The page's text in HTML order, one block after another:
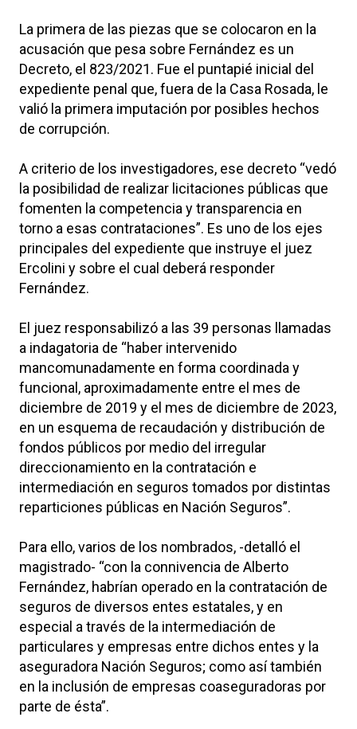
La primera de las piezas que se colocaron en la
acusación que pesa sobre Fernández es un
Decreto, el 823/2021. Fue el puntapié inicial del
expediente penal que, fuera de la Casa Rosada, le
valió la primera imputación por posibles hechos
de corrupción.
A criterio de los investigadores, ese decreto “vedó
la posibilidad de realizar licitaciones públicas que
fomenten la competencia y transparencia en
torno a esas contrataciones”. Es uno de los ejes
principales del expediente que instruye el juez
Ercolini y sobre el cual deberá responder
Fernández.
El juez responsabilizó a las 39 personas llamadas
a indagatoria de “haber intervenido
mancomunadamente en forma coordinada y
funcional, aproximadamente entre el mes de
diciembre de 2019 y el mes de diciembre de 2023,
en un esquema de recaudación y distribución de
fondos públicos por medio del irregular
direccionamiento en la contratación e
intermediación en seguros tomados por distintas
reparticiones públicas en Nación Seguros”.
Para ello, varios de los nombrados, -detalló el
magistrado- “con la connivencia de Alberto
Fernández, habrían operado en la contratación de
seguros de diversos entes estatales, y en
especial a través de la intermediación de
particulares y empresas entre dichos entes y la
aseguradora Nación Seguros; como así también
en la inclusión de empresas coaseguradoras por
parte de ésta”.